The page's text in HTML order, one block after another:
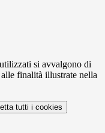
si avvalgono di
finalità illustrate nella
tutti i cookies